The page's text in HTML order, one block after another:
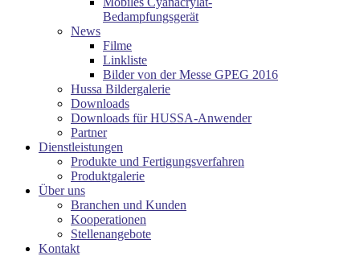
Bedampfungsgerät
News
Filme
Linkliste
Bilder von der Messe GPEG 2016
Hussa Bildergalerie
Downloads
Downloads für HUSSA-Anwender
Partner
Dienstleistungen
Produkte und Fertigungsverfahren
Produktgalerie
Über uns
Branchen und Kunden
Kooperationen
Stellenangebote
Kontakt